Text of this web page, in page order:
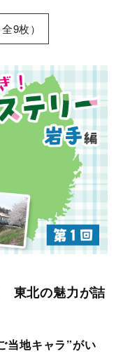
9枚）
東北の魅力が詰
当地キャラ”がい